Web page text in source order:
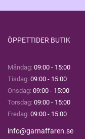
ÖPPETTIDER BUTIK
Måndag: 09:00 - 15:00
Tisdag: 09:00 - 15:00
Onsdag: 09:00 - 15:00
Torsdag: 09:00 - 15:00
Fredag: 09:00 - 15:00
info@garnaffaren.se